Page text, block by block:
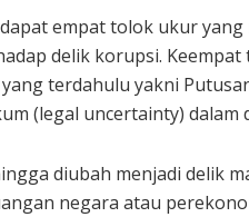
empat tolok ukur
delik korupsi.
terdahulu yakni
(legal uncertainty) dalam
diubah menjadi delik
negara atau